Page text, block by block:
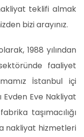
teklifi almak
bizi arayınız.
1988 yılından
faaliyet
İstanbul içi
Evden Eve Nakliyat
taşımacılığı
nakliyat hizmetleri